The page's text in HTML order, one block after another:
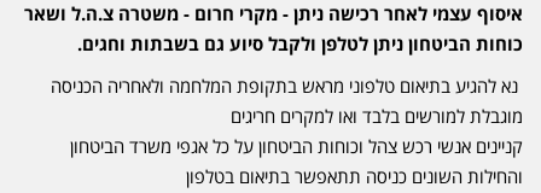
איסוף עצמי לאחר רכישה ניתן - מקרי חרום - משטרה צ.ה.ל ושאר
כוחות הביטחון ניתן לטלפן ולקבל סיוע גם בשבתות וחגים.
נא להגיע בתיאום טלפוני מראש בתקופת המלחמה ולאחריה הכניסה
מוגבלת למורשים בלבד ואו למקרים חריגים
קניינים אנשי רכש צהל וכוחות הביטחון על כל אגפי משרד הביטחון
והחילות השונים כניסה תתאפשר בתיאום בטלפון